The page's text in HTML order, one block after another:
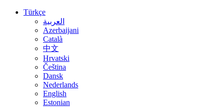
Türkçe
العربية
Azerbaijani
Català
中文
Hrvatski
Čeština
Dansk
Nederlands
English
Estonian